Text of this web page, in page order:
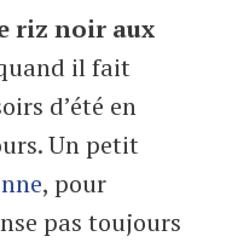
riz noir aux
il fait
d’été en
Un petit
, pour
pas toujours